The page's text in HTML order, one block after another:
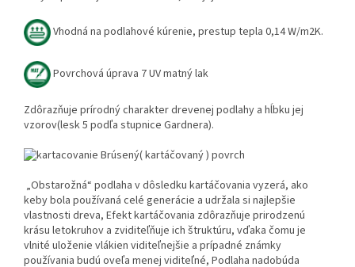
Vhodná na podlahové kúrenie, prestup tepla 0,14 W/m2K.
Povrchová úprava 7 UVmatný lak
Zdôrazňuje prírodný charakter drevenej podlahy a hĺbku jej
vzorov(lesk 5 podľa stupnice Gardnera).
Brúsený( kartáčovaný ) povrch
„Obstarožná“ podlaha v dôsledku kartáčovania vyzerá, ako
keby bola používaná celé generácie a udržala si najlepšie
vlastnosti dreva, Efekt kartáčovania zdôrazňuje prirodzenú
krásu letokruhov a zviditeľňuje ich štruktúru, vďaka čomu je
vlnité uloženie vlákien viditeľnejšie a prípadné známky
používania budú oveľa menej viditeľné, Podlaha nadobúda